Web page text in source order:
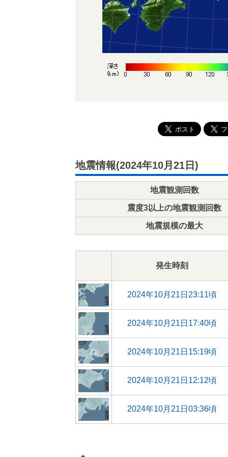
地震情報(2024年10月21日)
地震観測回数
震度3以上の地震観測回数
地震規模の最大
発生時刻
2024年10月21日23:11頃
2024年10月21日17:40頃
2024年10月21日15:19頃
2024年10月21日12:12頃
2024年10月21日03:36頃